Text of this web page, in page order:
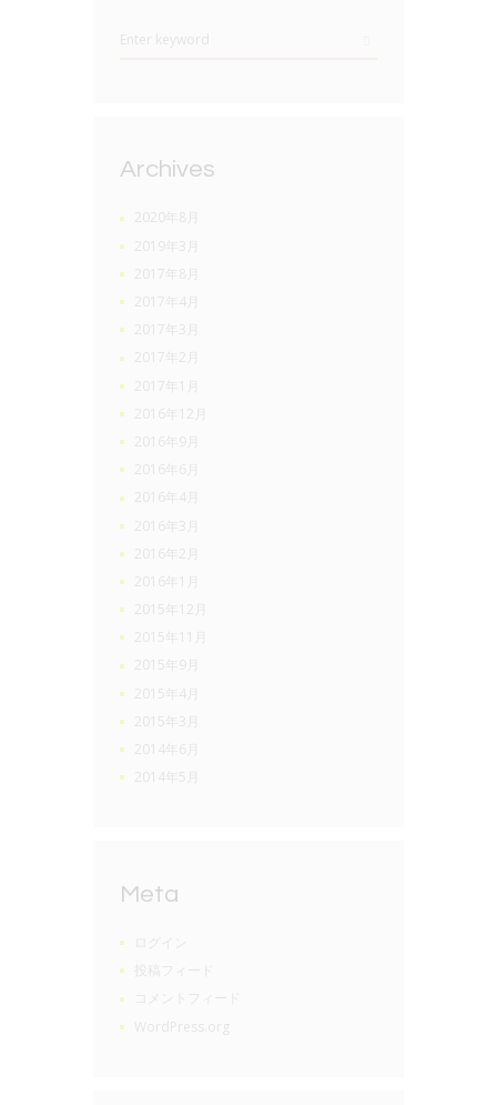
Archives
2020年8月
2019年3月
2017年8月
2017年4月
2017年3月
2017年2月
2017年1月
2016年12月
2016年9月
2016年6月
2016年4月
2016年3月
2016年2月
2016年1月
2015年12月
2015年11月
2015年9月
2015年4月
2015年3月
2014年6月
2014年5月
Meta
投稿フィード
コメントフィード
WordPress.org